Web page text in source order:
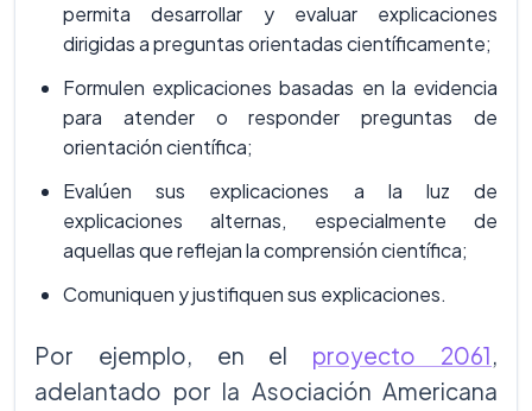
permita desarrollar y evaluar explicaciones
dirigidas a preguntas orientadas científicamente;
Formulen explicaciones basadas en la evidencia
para atender o responder preguntas de
orientación científica;
Evalúen sus explicaciones a la luz de
explicaciones alternas, especialmente de
aquellas que reflejan la comprensión científica;
Comuniquen y justifiquen sus explicaciones.
Por ejemplo, en el proyecto 2061,
adelantado por la Asociación Americana